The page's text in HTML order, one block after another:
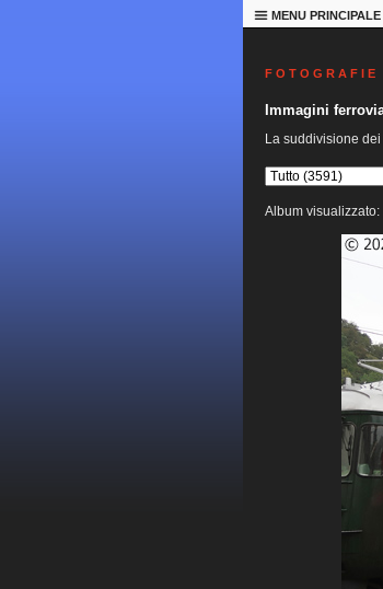
MENU PRINCIPALE
F O T O G R A F I E
Immagini
La suddivisione
Album visualizzato: